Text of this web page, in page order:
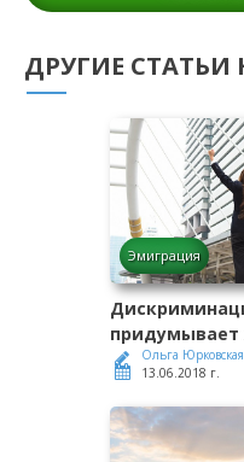
ДРУГИЕ СТАТЬИ
Эмиграция
Ольга Юрковская
13.06.2018 г.